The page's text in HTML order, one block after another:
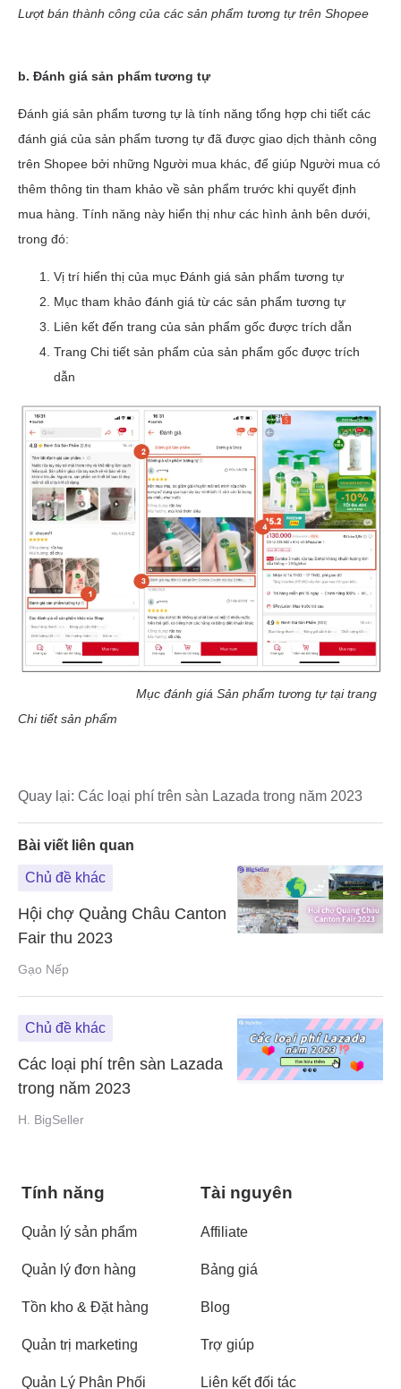
Quay lại: Các loại phí trên sàn Lazada trong năm 2023
Bài viết liên quan
Chủ đề khác
Hội chợ Quảng Châu Canton
Fair thu 2023
Gạo Nếp
Chủ đề khác
Các loại phí trên sàn Lazada
trong năm 2023
H. BigSeller
Tính năng
Quản lý sản phẩm
Quản lý đơn hàng
Tồn kho & Đặt hàng
Quản trị marketing
Quản Lý Phân Phối
Tài nguyên
Affiliate
Bảng giá
Blog
Trợ giúp
Liên kết đối tác